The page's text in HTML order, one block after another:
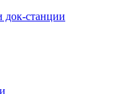
док-станции